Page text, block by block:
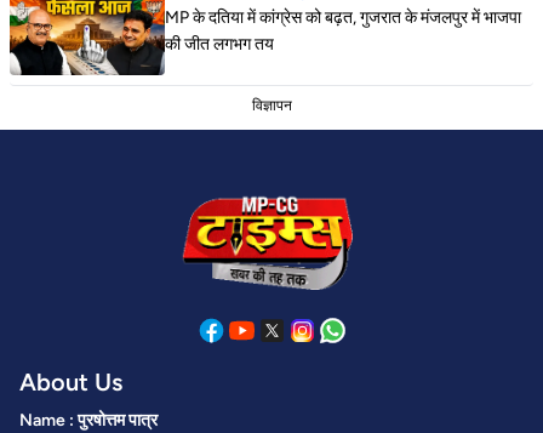
MP के दतिया में कांग्रेस को बढ़त, गुजरात के मंजलपुर में भाजपा
की जीत लगभग तय
विज्ञापन
About Us
Name : पुरषोत्तम पात्र